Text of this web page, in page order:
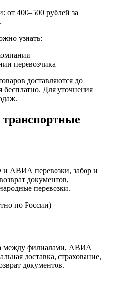
от 400–500 рублей за
узнать:
перевозчика
доставляются до
бесплатно. Для уточнения
АВИА перевозки, забор и
документов,
перевозки.
по России)
между филиалами, АВИА
доставка, страхование,
документов.